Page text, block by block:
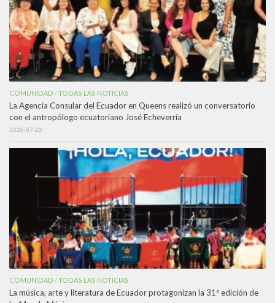
COMUNIDAD /TODAS LAS NOTICIAS
La Agencia Consular del Ecuador en Queens realizó un conversatorio
con el antropólogo ecuatoriano José Echeverría
2026-07-22
COMUNIDAD /TODAS LAS NOTICIAS
La música, arte y literatura de Ecuador protagonizan la 31ª edición de